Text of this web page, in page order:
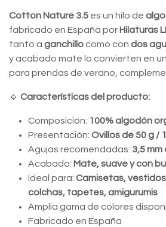
Cotton Nature 3.5 es un hilo de
fabricado en España por Hilaturas
tanto a ganchillo como con dos
y acabado mate lo convierten en
para prendas de verano,
🔹 Características del producto:
Composición: 100% algodón
Presentación: Ovillos de 50 g /
Agujas recomendadas: 3,5 mm
Acabado: Mate, suave y con
Ideal para: Camisetas,
colchas, tapetes, amigurumis
Amplia gama de colores
Fabricado en España